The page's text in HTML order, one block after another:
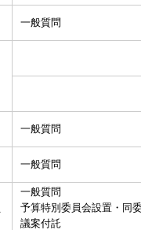
一般質問
一般質問
一般質問
一般質問
予算特別委員会設置・同
議案付託